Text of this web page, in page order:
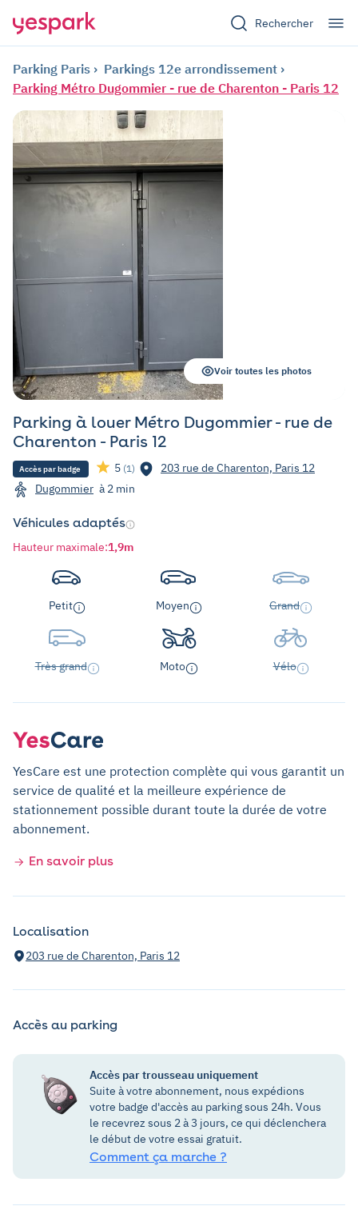
Rechercher
Parking Paris
Parkings 12e arrondissement
Parking Métro Dugommier - rue de Charenton - Paris 12
Parking à louer Métro Dugommier - rue de
Charenton - Paris 12
Accès par badge 5 (1)
203 rue de Charenton, Paris 12
Dugommier à 2 min
Voir toutes les photos
Véhicules adaptés
Hauteur maximale:1,9m
Petit Moyen Grand
Très grand Moto Vélo
YesCare est une protection complète qui vous garantit un
service de qualité et la meilleure expérience de
stationnement possible durant toute la durée de votre
abonnement.
En savoir plus
Localisation
203 rue de Charenton, Paris 12
Accès au parking
Accès par trousseau uniquement
Suite à votre abonnement, nous expédions
votre badge d'accès au parking sous 24h. Vous
le recevrez sous 2 à 3 jours, ce qui déclenchera
le début de votre essai gratuit.
Comment ça marche ?